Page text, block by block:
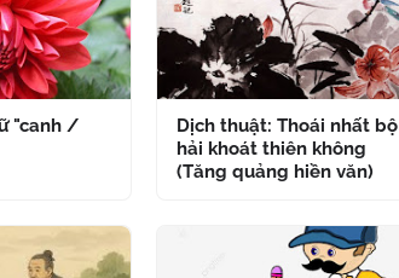
"canh /
Dịch thuật: Thoái nhất bộ
hải khoát thiên không
(Tăng quảng hiền văn)